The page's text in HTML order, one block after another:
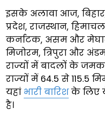
इसके अलावा आज,
प्रदेश, राजस्थान,
कर्नाटक, असम और
मिजोरम, त्रिपुरा और
राज्यों में बादलों के
राज्यों में 64.5 से 115.5
यहां भारी बारिशके लिए
है।